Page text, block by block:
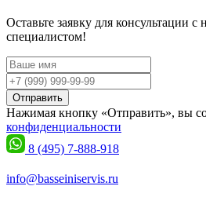
Оставьте заявку для консультации
специалистом!
Отправить
Нажимая кнопку «Отправить», вы
конфиденциальности
8 (495) 7-888-918
info@basseiniservis.ru